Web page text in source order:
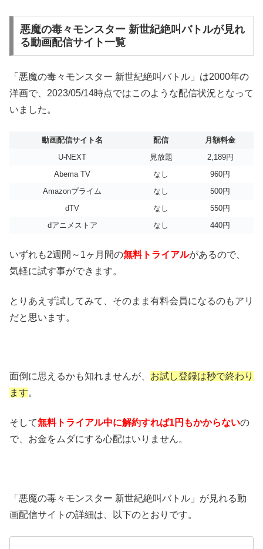
悪魔の毒々モンスター 新世紀絶叫バトルが見れ
る動画配信サイト一覧
「悪魔の毒々モンスター 新世紀絶叫バトル」は2000年の
洋画で、2023/05/14時点ではこのような配信状況となって
いました。
動画配信サイト名 配信
月額料金
U-NEXT
見放題
2,189円
Abema TV
なし
960円
Amazonプライム
なし
500円
dTV
なし
550円
dアニメストア
なし 440円
いずれも2週間～1ヶ月間の無料トライアルがあるので、
気軽に試す事ができます。
とりあえず試してみて、そのまま有料会員になるのもアリ
だと思います。
面倒に思えるかも知れませんが、 お試し登録は秒で終わり
ます。
そして無料トライアル中に解約すれば1円もかからないの
で、お金をムダにする心配はいりません。
「悪魔の毒々モンスター 新世紀絶叫バトル」が見れる動
画配信サイトの詳細は、以下のとおりです。